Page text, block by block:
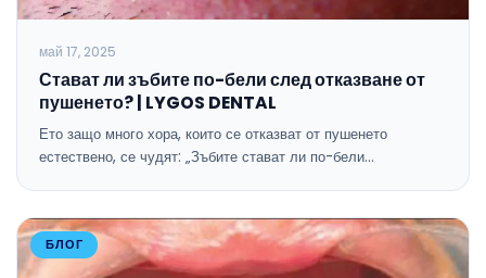
май 17, 2025
Стават ли зъбите по-бели след отказване от
пушенето? | LYGOS DENTAL
Ето защо много хора, които се отказват от пушенето
естествено, се чудят: „Зъбите стават ли по-бели…
БЛОГ